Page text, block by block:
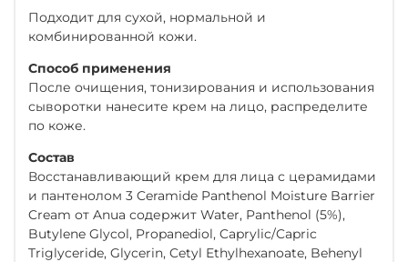
Подходит для сухой, нормальной и
комбинированной кожи.
Способ применения
После очищения, тонизирования и использования
сыворотки нанесите крем на лицо, распределите
по коже.
Состав
Восстанавливающий крем для лица с церамидами
и пантенолом 3 Ceramide Panthenol Moisture Barrier
Cream от Anua содержит Water, Panthenol (5%),
Butylene Glycol, Propanediol, Caprylic/Capric
Triglyceride, Glycerin, Cetyl Ethylhexanoate, Behenyl